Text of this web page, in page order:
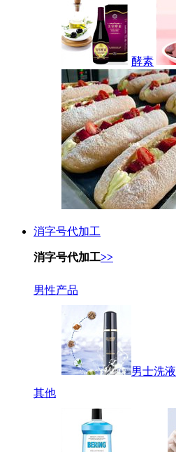
酵素
消字号代加工
消字号代加工>>
男性产品
男士洗液
其他